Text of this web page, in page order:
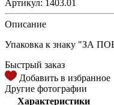
Артикул: 1403.01
Описание
Упаковка к знаку "ЗА
Быстрый заказ
Добавить в избранное
Другие фотографии
Характеристики